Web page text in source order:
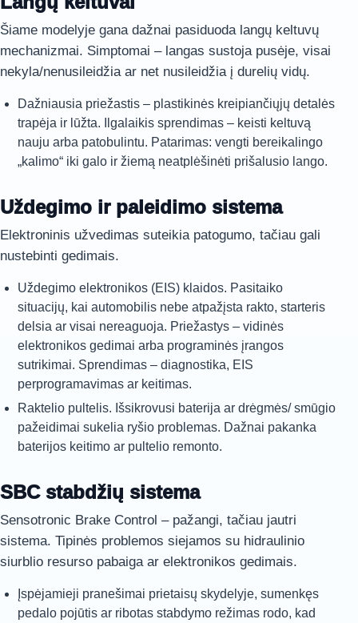
Šiame modelyje gana dažnai pasiduoda langų keltuvų
mechanizmai. Simptomai – langas sustoja pusėje, visai
nekyla/nenusileidžia ar net nusileidžia į durelių vidų.
Dažniausia priežastis – plastikinės kreipiančiųjų detalės
trapėja ir lūžta. Ilgalaikis sprendimas – keisti keltuvą
nauju arba patobulintu. Patarimas: vengti bereikalingo
„kalimo“ iki galo ir žiemą neatplėšinėti prišalusio lango.
Uždegimo ir paleidimo sistema
Elektroninis užvedimas suteikia patogumo, tačiau gali
nustebinti gedimais.
Uždegimo elektronikos (EIS) klaidos. Pasitaiko
situacijų, kai automobilis nebe atpažįsta rakto, starteris
delsia ar visai nereaguoja. Priežastys – vidinės
elektronikos gedimai arba programinės įrangos
sutrikimai. Sprendimas – diagnostika, EIS
perprogramavimas ar keitimas.
Raktelio pultelis. Išsikrovusi baterija ar drėgmės/ smūgio
pažeidimai sukelia ryšio problemas. Dažnai pakanka
baterijos keitimo ar pultelio remonto.
SBC stabdžių sistema
Sensotronic Brake Control – pažangi, tačiau jautri
sistema. Tipinės problemos siejamos su hidraulinio
siurblio resurso pabaiga ar elektronikos gedimais.
Įspėjamieji pranešimai prietaisų skydelyje, sumenkęs
pedalo pojūtis ar ribotas stabdymo režimas rodo, kad